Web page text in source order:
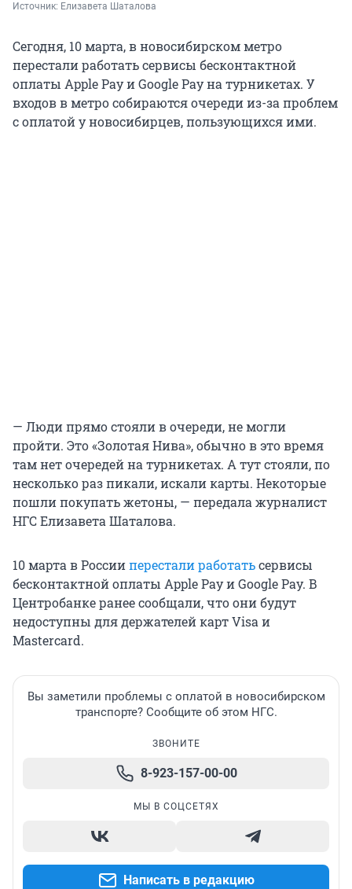
Источник: Елизавета Шаталова
Сегодня, 10 марта, в новосибирском метро
перестали работать сервисы бесконтактной
оплаты Apple Pay и Google Pay на турникетах. У
входов в метро собираются очереди из-за проблем
с оплатой у новосибирцев, пользующихся ими.
— Люди прямо стояли в очереди, не могли
пройти. Это «Золотая Нива», обычно в это время
там нет очередей на турникетах. А тут стояли, по
несколько раз пикали, искали карты. Некоторые
пошли покупать жетоны, — передала журналист
НГС Елизавета Шаталова.
10 марта в Россииперестали работатьсервисы
бесконтактной оплаты Apple Pay и Google Pay. В
Центробанке ранее сообщали, что они будут
недоступны для держателей карт Visa и
Mastercard.
Вы заметили проблемы с оплатой в новосибирском
транспорте? Сообщите об этом НГС.
ЗВОНИТЕ
8-923-157-00-00
МЫ В СОЦСЕТЯХ
Написать в редакцию